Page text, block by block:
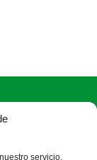
servicio.